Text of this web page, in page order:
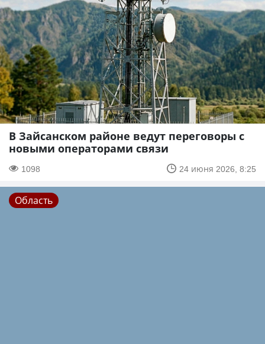
В Зайсанском районе ведут переговоры с
новыми операторами связи
1098 24 июня 2026, 8:25
Область